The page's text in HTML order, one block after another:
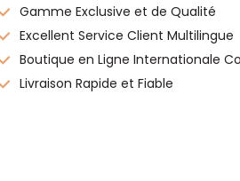
Gamme Exclusive et de Qualité
Excellent Service Client Multilingue
Boutique en Ligne Internationale
Livraison Rapide et Fiable